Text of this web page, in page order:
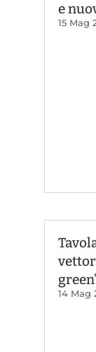
e
15 Mag
14 Mag